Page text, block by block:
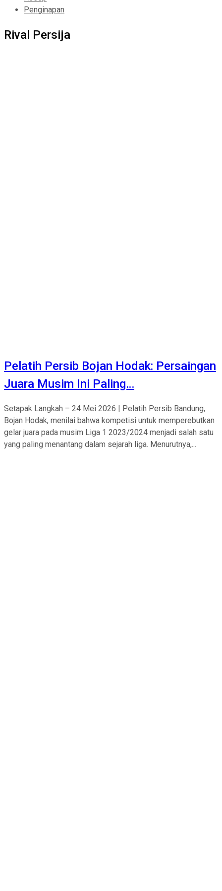
Penginapan
Rival Persija
Pelatih Persib Bojan Hodak: Persaingan
Juara Musim Ini Paling…
Setapak Langkah – 24 Mei 2026 | Pelatih Persib Bandung,
Bojan Hodak, menilai bahwa kompetisi untuk memperebutkan
gelar juara pada musim Liga 1 2023/2024 menjadi salah satu
yang paling menantang dalam sejarah liga. Menurutnya,...